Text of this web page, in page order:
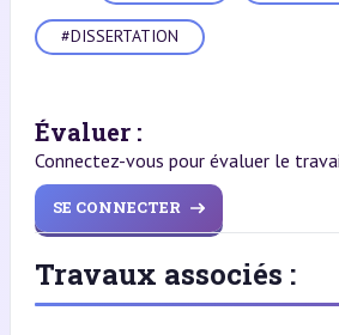
#DISSERTATION
Évaluer :
Connectez-vous pour évaluer le
SE CONNECTER
Travaux associés :